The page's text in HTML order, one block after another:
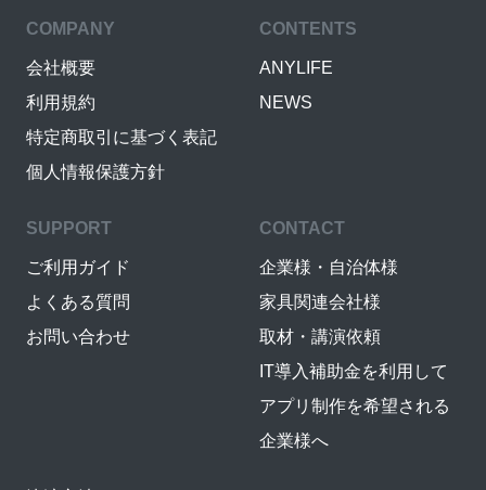
COMPANY
会社概要
利用規約
特定商取引に基づく表記
個人情報保護方針
CONTENTS
ANYLIFE
NEWS
SUPPORT
ご利用ガイド
よくある質問
お問い合わせ
CONTACT
企業様・自治体様
家具関連会社様
取材・講演依頼
IT導入補助金を利用して
アプリ制作を希望される
企業様へ